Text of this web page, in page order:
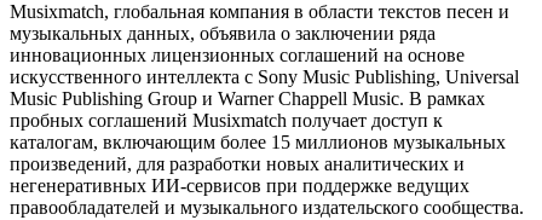
Musixmatch, глобальная компания в области текстов песен и
музыкальных данных, объявила о заключении ряда
инновационных лицензионных соглашений на основе
искусственного интеллекта с Sony Music Publishing, Universal
Music Publishing Group и Warner Chappell Music. В рамках
пробных соглашений Musixmatch получает доступ к
каталогам, включающим более 15 миллионов музыкальных
произведений, для разработки новых аналитических и
негенеративных ИИ-сервисов при поддержке ведущих
правообладателей и музыкального издательского сообщества.